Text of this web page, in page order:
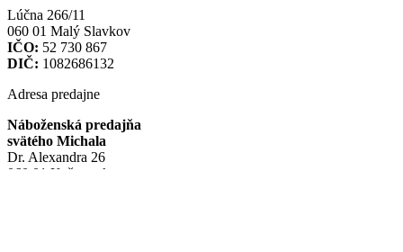
Lúčna 266/11
060 01 Malý Slavkov
IČO: 52 730 867
DIČ: 1082686132
Adresa predajne
Náboženská predajňa
svätého Michala
Dr. Alexandra 26
060 01 Kežmarok